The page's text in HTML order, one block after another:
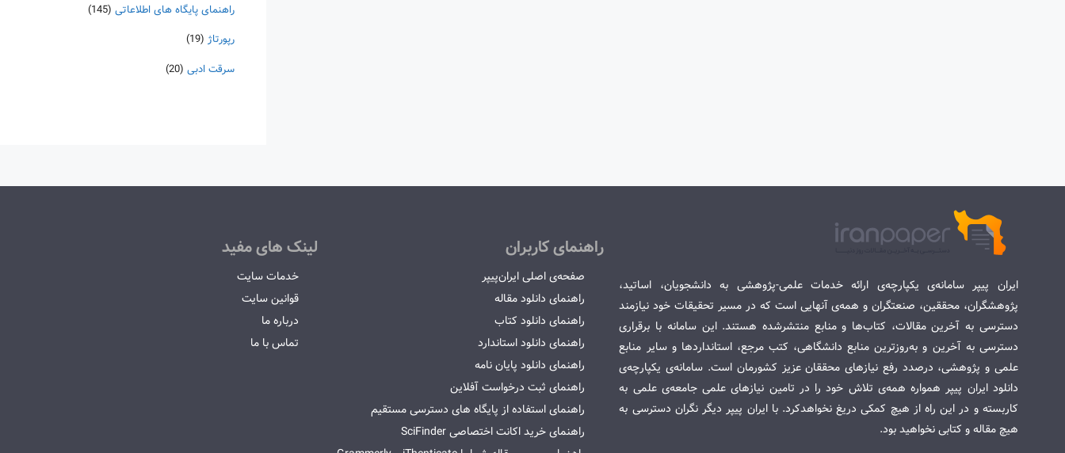
راهنمای پایگاه های اطلاعاتی (145)
رپورتاژ (19)
سرقت ادبی (20)
ایران پیپر سامانه‌ی یکپارچه‌ی ارائه خدمات علمی-پژوهشی به دانشجویان، اساتید،
پژوهشگران، محققین، صنعتگران و همه‌ی آنهایی است که در مسیر تحقیقات خود نیازمند
دسترسی به آخرین مقالات، کتاب‌ها و منابع منتشرشده هستند. این سامانه با برقراری
دسترسی به آخرین و به‌روزترین منابع دانشگاهی، کتب مرجع، استانداردها و سایر منابع
علمی و پژوهشی، درصدد رفع نیازهای محققان عزیز کشورمان است. سامانه‌ی یکپارچه‌ی
دانلود ایران پیپر همواره همه‌ی تلاش خود را در تامین نیازهای علمی جامعه‌ی علمی به
کاربسته و در این راه از هیچ کمکی دریغ نخواهدکرد. با ایران پیپر دیگر نگران دسترسی به
هیچ مقاله و کتابی نخواهید بود.
راهنمای کاربران
صفحه‌ی اصلی ایران‌پیپر
راهنمای دانلود مقاله
راهنمای دانلود کتاب
راهنمای دانلود استاندارد
راهنمای دانلود پایان نامه
راهنمای ثبت درخواست آفلاین
راهنمای استفاده از پایگاه های دسترسی مستقیم
راهنمای خرید اکانت اختصاصی SciFinder
لینک های مفید
خدمات سایت
قوانین سایت
درباره ما
تماس با ما